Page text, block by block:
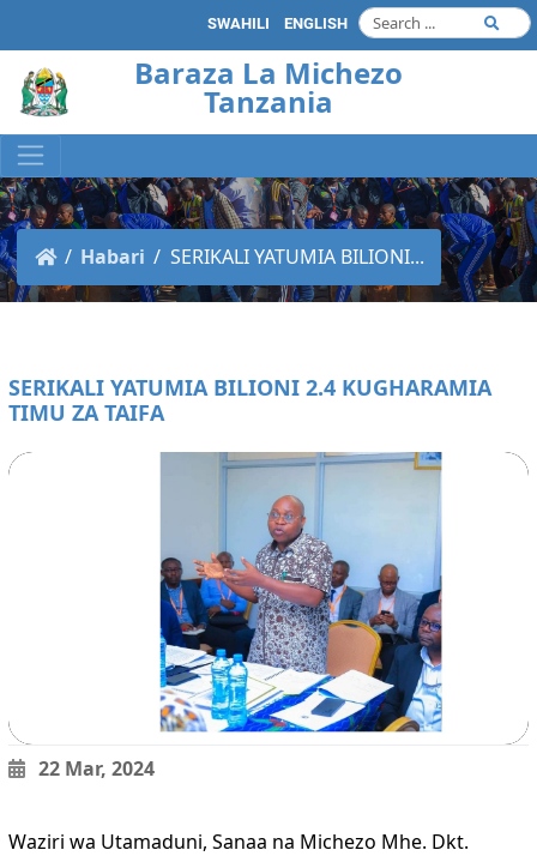
ENGLISH
SWAHILI
Baraza La Michezo
Tanzania
Habari SERIKALI YATUMIA BILIONI...
SERIKALI YATUMIA BILIONI 2.4 KUGHARAMIA
TIMU ZA TAIFA
22 Mar, 2024
Waziri wa Utamaduni, Sanaa na Michezo Mhe. Dkt.